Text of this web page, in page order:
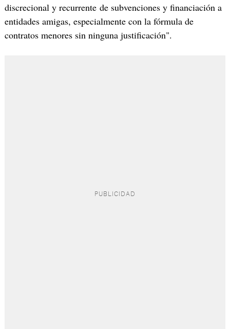
discrecional y recurrente de subvenciones y financiación a
entidades amigas, especialmente con la fórmula de
contratos menores sin ninguna justificación".